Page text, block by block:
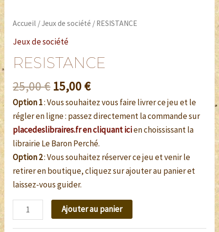
Accueil /Jeux de société / RESISTANCE
Jeux de société
RESISTANCE
25,00€ 15,00€
Option 1: Vous souhaitez vous faire livrer ce jeu et le
régler en ligne : passez directement la commande sur
placedeslibraires.fr en cliquant icien choississant la
librairie Le Baron Perché.
Option 2: Vous souhaitez réserver ce jeu et venir le
retirer en boutique, cliquez sur ajouter au panier et
laissez-vous guider.
Ajouter au panier